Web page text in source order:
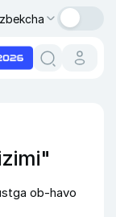
ob-havo